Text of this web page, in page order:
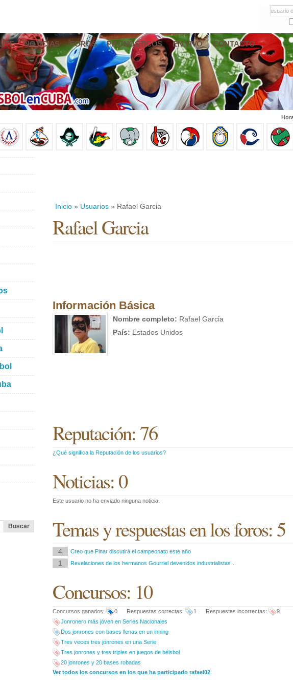
usuario
NOTICIAS FOROS PRONÓSTICOS EN VIVO CONTACTO
Inicio » Usuarios » Rafael Garcia
Rafael Garcia
Información Básica
Nombre completo: Rafael Garcia
País: Estados Unidos
Reputación: 76
¿Qué significa la Reputación de los usuarios?
Noticias: 0
Este usuario no ha enviado ninguna noticia.
Temas y respuestas en los foros: 5
4 Creo que Pinar discutirá el campeonato este año
1 Revelaciones de los hermanos Gourriel devenidos industrialistas…
Concursos: 10
Concursos ganados: 0 Respuestas correctas: 1 Respuestas incorrectas:
9
Jonronero más jóven en Series Nacionales
Dos jonrones con bases llenas en un inning
Tres veces tres jonrones en una Serie
Tres jonrones y tres triples en juegos de béisbol
20 jonrones y 20 bases robadas
Ver todos los concursos en los que ha participado rafael02